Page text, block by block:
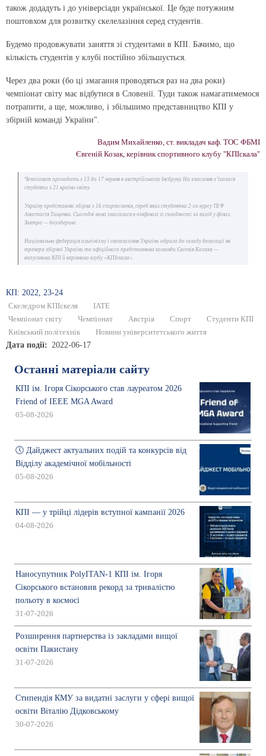
також додадуть і до універсіади української. Це буде потужним
поштовхом для розвитку скелелазіння серед студентів.
Будемо продовжувати заняття зі студентами в КПІ. Бачимо, що
кількість студентів у клубі постійно збільшується.
Через два роки (бо ці змагання проводяться раз на два роки)
чемпіонат світу має відбутися в Словенії. Туди також намагатимемося
потрапити, а ще, можливо, і збільшимо представництво КПІ у
збірній команді України".
Вадим Михайленко, ст. викладач каф. ТОС ФБМІ
Євгеній Козак, керівник спортивного клубу "КПІскала"
Чемпіонат проходить з 13 до 17 червня в австрійському Інсбруку. На змагання з’їхалися
студенти з 21 країни світу.
Україну представляє збірна з 16 спортсменів, серед яких студентка 2-го курсу ТЕФ
Анастасія Тищенко. Сьогодні вона змагалася в півфіналі зі складності за вихід у фінал.
Завтра — боулдеринг.
Національна федерація альпінізму і скелелазіння України обрала до складу делегації як
тренера збірної України та офіційного представника команди Євгенія Козака —
випускника КПІ й керівника клубу «КПІскала».
КП: 2022, 23-24
Скеледром КПІскеля
ІАТЕ
Чемпіонат світу
Чемпіонат Австрія Спорт
Студенти КПІ
Київський політехнік
Новини університетського життя
Дата події 2022-06-17
Останні матеріали сайту
КПІ ім. Ігоря Сікорського став лауреатом 2026
Friend of IEEE MGA Award
05-08-2026
🕔 Дайджест актуальних подій та конкурсів від
Відділу академічної мобільності
05-08-2026
КПІ — у трійці лідерів вступної кампанії 2026
04-08-2026
Наносупутник PolyITAN-1 КПІ ім. Ігоря
Сікорського встановив рекорд за тривалістю
польоту в космосі
31-07-2026
Розширення партнерства із закладами вищої
освіти Пакистану
31-07-2026
Стипендія КМУ за видатні заслуги у сфері вищої
освіти Віталію Дідковському
30-07-2026